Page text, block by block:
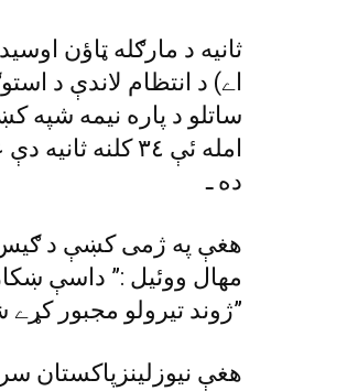
ثانيه د مارګله ټاؤن
اے) د انتظام لاندې د
ساتلو د پاره نيمه
امله ئې ٣٤
ده ـ
هغې په ژمى کښې د ګيس
ژوند تيرولو مجبور کړے شوي يو ـ”
هغې نيوزلينزپاکستان